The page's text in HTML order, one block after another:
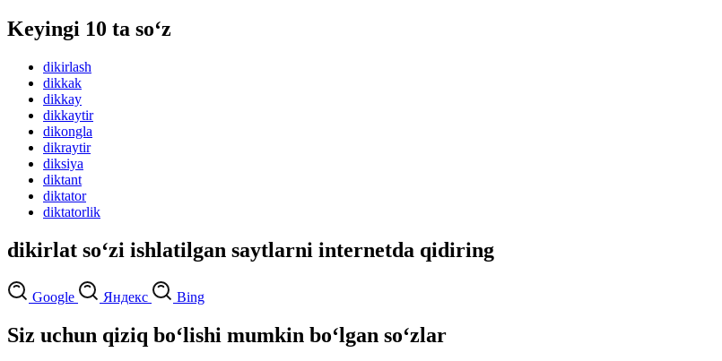
Keyingi 10 ta so‘z
dikirlash
dikkak
dikkay
dikkaytir
dikongla
dikraytir
diksiya
diktant
diktator
diktatorlik
dikirlat so‘zi ishlatilgan saytlarni internetda qidiring
Google Яндекс Bing
Siz uchun qiziq bo‘lishi mumkin bo‘lgan so‘zlar